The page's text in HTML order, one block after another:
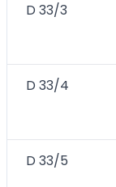
D 33/3
D 33/4
D 33/5